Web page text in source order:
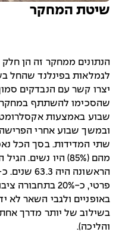
שיטת המחקר
הנתונים ממחקר זה הן
יצרו קשר עם הנבדקים
שהסכימו להשתתף במחקר
שבוע באמצעות
ובמשך שבוע אחרי
מהם (85%) היו
באופניים ולגבי השאר לא
בשילוב של יותר מדרך
והליכה).